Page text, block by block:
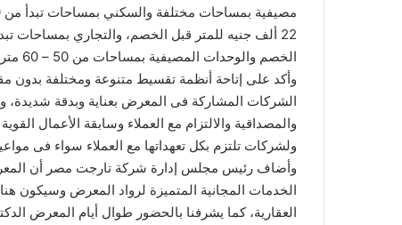
الخصم والوحدات المصيفية بمساحات من 50 – 60 متر مربع.
الشركات المشاركة فى المعرض بعناية وبدقة شديدة،
والمصداقية والالتزام مع العملاء وسابقة الأعمال
ولشركات تلتزم بكل تعهداتها مع العملاء سواء فى
وأضاف رئيس مجلس إدارة شركة تارجت مصر أن
الخدمات المجانية المتميزة لرواد المعرض وسيكون
العقارية، كما يشرفنا بالحضور طوال أيام المعرض